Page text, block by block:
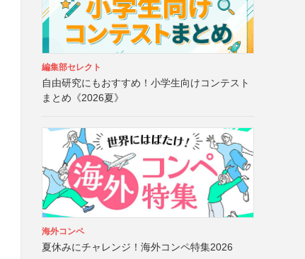
編集部セレクト
自由研究にもおすすめ！小学生向けコンテスト
まとめ《2026夏》
海外コンペ
夏休みにチャレンジ！海外コンペ特集2026